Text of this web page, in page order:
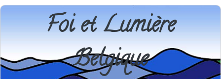
Foi et Lumière
Belgique